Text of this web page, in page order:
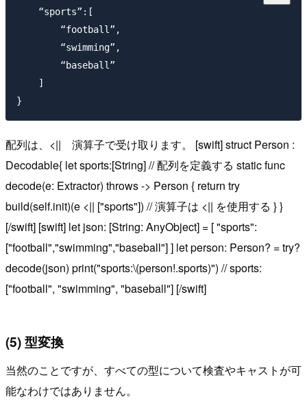
    “sports”:[
        “football”,
        “swimming”,
        “baseball”
    ]
配列は、<|| 演算子で受け取ります。 [swift] struct Person :
Decodable{ let sports:[String] // 配列を定義する static func
decode(e: Extractor) throws -> Person { return try
build(self.init)(e <|| ["sports"]) // 演算子は <|| を使用する } }
[/swift] [swift] let json: [String: AnyObject] = [ "sports":
["football","swimming","baseball"] ] let person: Person? = try?
decode(json) print("sports:\(person!.sports)") // sports:
["football", "swimming", "baseball"] [/swift]
(5) 型変換
当然のことですが、すべての型について検査やキャストが可
能なわけではありません。